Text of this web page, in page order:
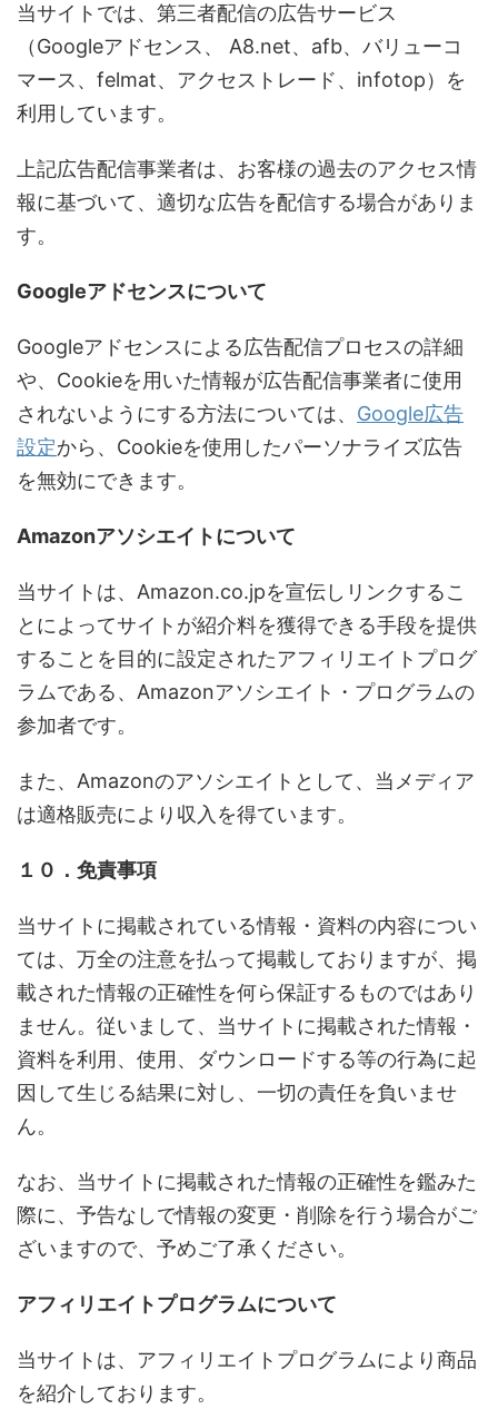
当サイトでは、第三者配信の広告サービス
（Googleアドセンス、 A8.net、afb、バリューコ
マース、felmat、アクセストレード、infotop）を
利用しています。
上記広告配信事業者は、お客様の過去のアクセス情
報に基づいて、適切な広告を配信する場合がありま
す。
Googleアドセンスについて
Googleアドセンスによる広告配信プロセスの詳細
や、Cookieを用いた情報が広告配信事業者に使用
されないようにする方法については、 Google広告
設定から、Cookieを使用したパーソナライズ広告
を無効にできます。
Amazonアソシエイトについて
当サイトは、Amazon.co.jpを宣伝しリンクするこ
とによってサイトが紹介料を獲得できる手段を提供
することを目的に設定されたアフィリエイトプログ
ラムである、Amazonアソシエイト・プログラムの
参加者です。
また、Amazonのアソシエイトとして、当メディア
は適格販売により収入を得ています。
１０．免責事項
当サイトに掲載されている情報・資料の内容につい
ては、万全の注意を払って掲載しておりますが、掲
載された情報の正確性を何ら保証するものではあり
ません。従いまして、当サイトに掲載された情報・
資料を利用、使用、ダウンロードする等の行為に起
因して生じる結果に対し、一切の責任を負いませ
ん。
なお、当サイトに掲載された情報の正確性を鑑みた
際に、予告なしで情報の変更・削除を行う場合がご
ざいますので、予めご了承ください。
アフィリエイトプログラムについて
当サイトは、アフィリエイトプログラムにより商品
を紹介しております。